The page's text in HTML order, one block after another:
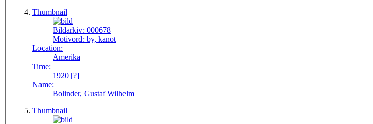
Thumbnail
Bildarkiv: 000678
Motivord: by, kanot
Location:
Amerika
Time:
1920 [?]
Name:
Bolinder, Gustaf Wilhelm
Thumbnail